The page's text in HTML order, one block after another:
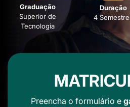
Graduação
Superior de
Tecnologia
Duração
4
Preencha o formulário e